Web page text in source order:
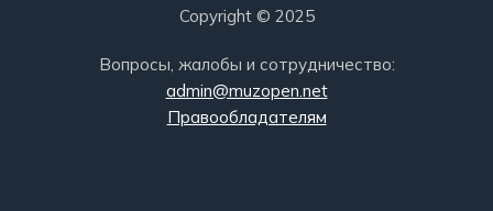
Copyright © 2025
Вопросы, жалобы и сотрудничество:
admin@muzopen.net
Правообладателям